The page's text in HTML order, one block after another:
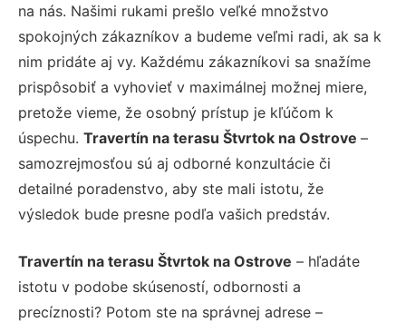
na nás. Našimi rukami prešlo veľké množstvo
spokojných zákazníkov a budeme veľmi radi, ak sa k
nim pridáte aj vy. Každému zákazníkovi sa snažíme
prispôsobiť a vyhovieť v maximálnej možnej miere,
pretože vieme, že osobný prístup je kľúčom k
úspechu. Travertín na terasu Štvrtok na Ostrove –
samozrejmosťou sú aj odborné konzultácie či
detailné poradenstvo, aby ste mali istotu, že
výsledok bude presne podľa vašich predstáv.
Travertín na terasu Štvrtok na Ostrove – hľadáte
istotu v podobe skúseností, odbornosti a
precíznosti? Potom ste na správnej adrese –